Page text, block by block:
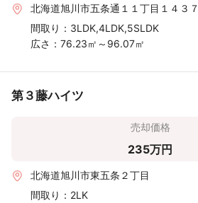
北海道旭川市五条通１１丁目１４３７
間取り： 3LDK,4LDK,5SLDK
広さ： 76.23㎡～96.07㎡
第３藤ハイツ
売却価格
235万円
北海道旭川市東五条２丁目
間取り： 2LK